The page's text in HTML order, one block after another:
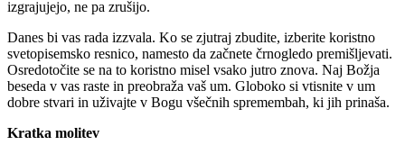
izgrajujejo, ne pa zrušijo.
Danes bi vas rada izzvala. Ko se zjutraj zbudite, izberite koristno
svetopisemsko resnico, namesto da začnete črnogledo premišljevati.
Osredotočite se na to koristno misel vsako jutro znova. Naj Božja
beseda v vas raste in preobraža vaš um. Globoko si vtisnite v um
dobre stvari in uživajte v Bogu všečnih spremembah, ki jih prinaša.
Kratka molitev